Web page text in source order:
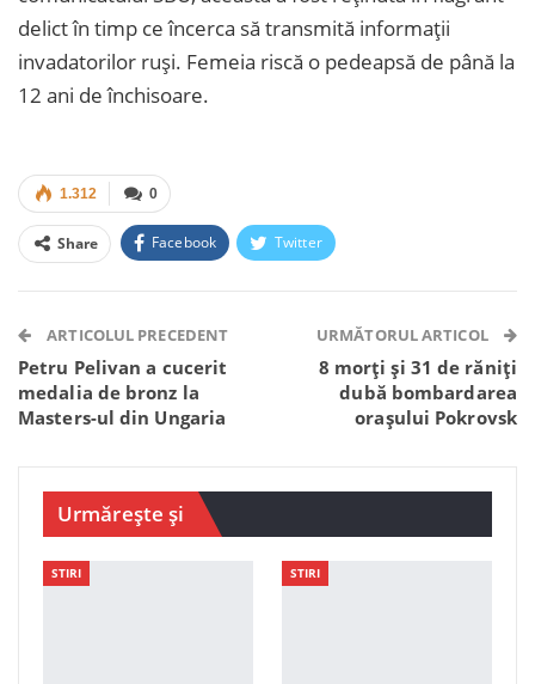
delict în timp ce încerca să transmită informații
invadatorilor ruși. Femeia riscă o pedeapsă de până la
12 ani de închisoare.
0
1.312
Share Facebook Twitter
Telegram WhatsApp Viber
ARTICOLUL PRECEDENT
Petru Pelivan a cucerit
medalia de bronz la
Masters-ul din Ungaria
URMĂTORUL ARTICOL
8 morți și 31 de răniți
dubă bombardarea
orașului Pokrovsk
Urmărește și
STIRI STIRI